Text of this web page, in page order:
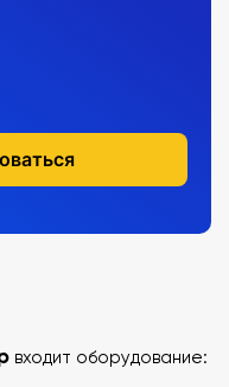
входит оборудование: